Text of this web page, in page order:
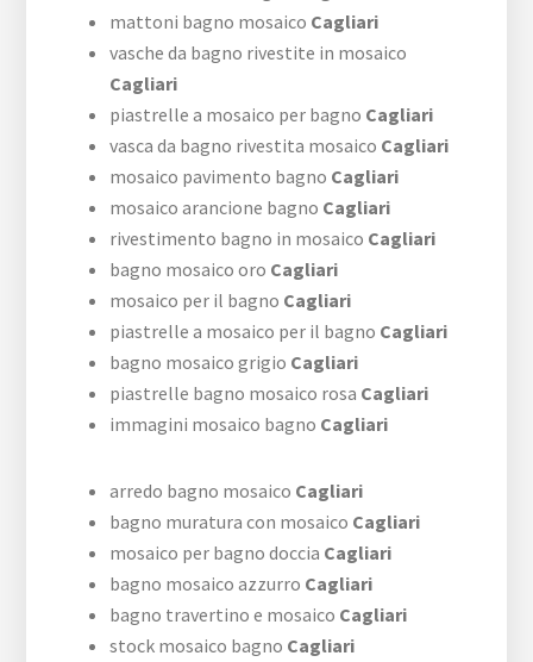
mattoni bagno mosaico Cagliari
vasche da bagno rivestite in mosaico
Cagliari
piastrelle a mosaico per bagno Cagliari
vasca da bagno rivestita mosaico Cagliari
mosaico pavimento bagno Cagliari
mosaico arancione bagno Cagliari
rivestimento bagno in mosaico Cagliari
bagno mosaico oro Cagliari
mosaico per il bagno Cagliari
piastrelle a mosaico per il bagno Cagliari
bagno mosaico grigio Cagliari
piastrelle bagno mosaico rosa Cagliari
immagini mosaico bagno Cagliari
arredo bagno mosaico Cagliari
bagno muratura con mosaico Cagliari
mosaico per bagno doccia Cagliari
bagno mosaico azzurro Cagliari
bagno travertino e mosaico Cagliari
stock mosaico bagno Cagliari